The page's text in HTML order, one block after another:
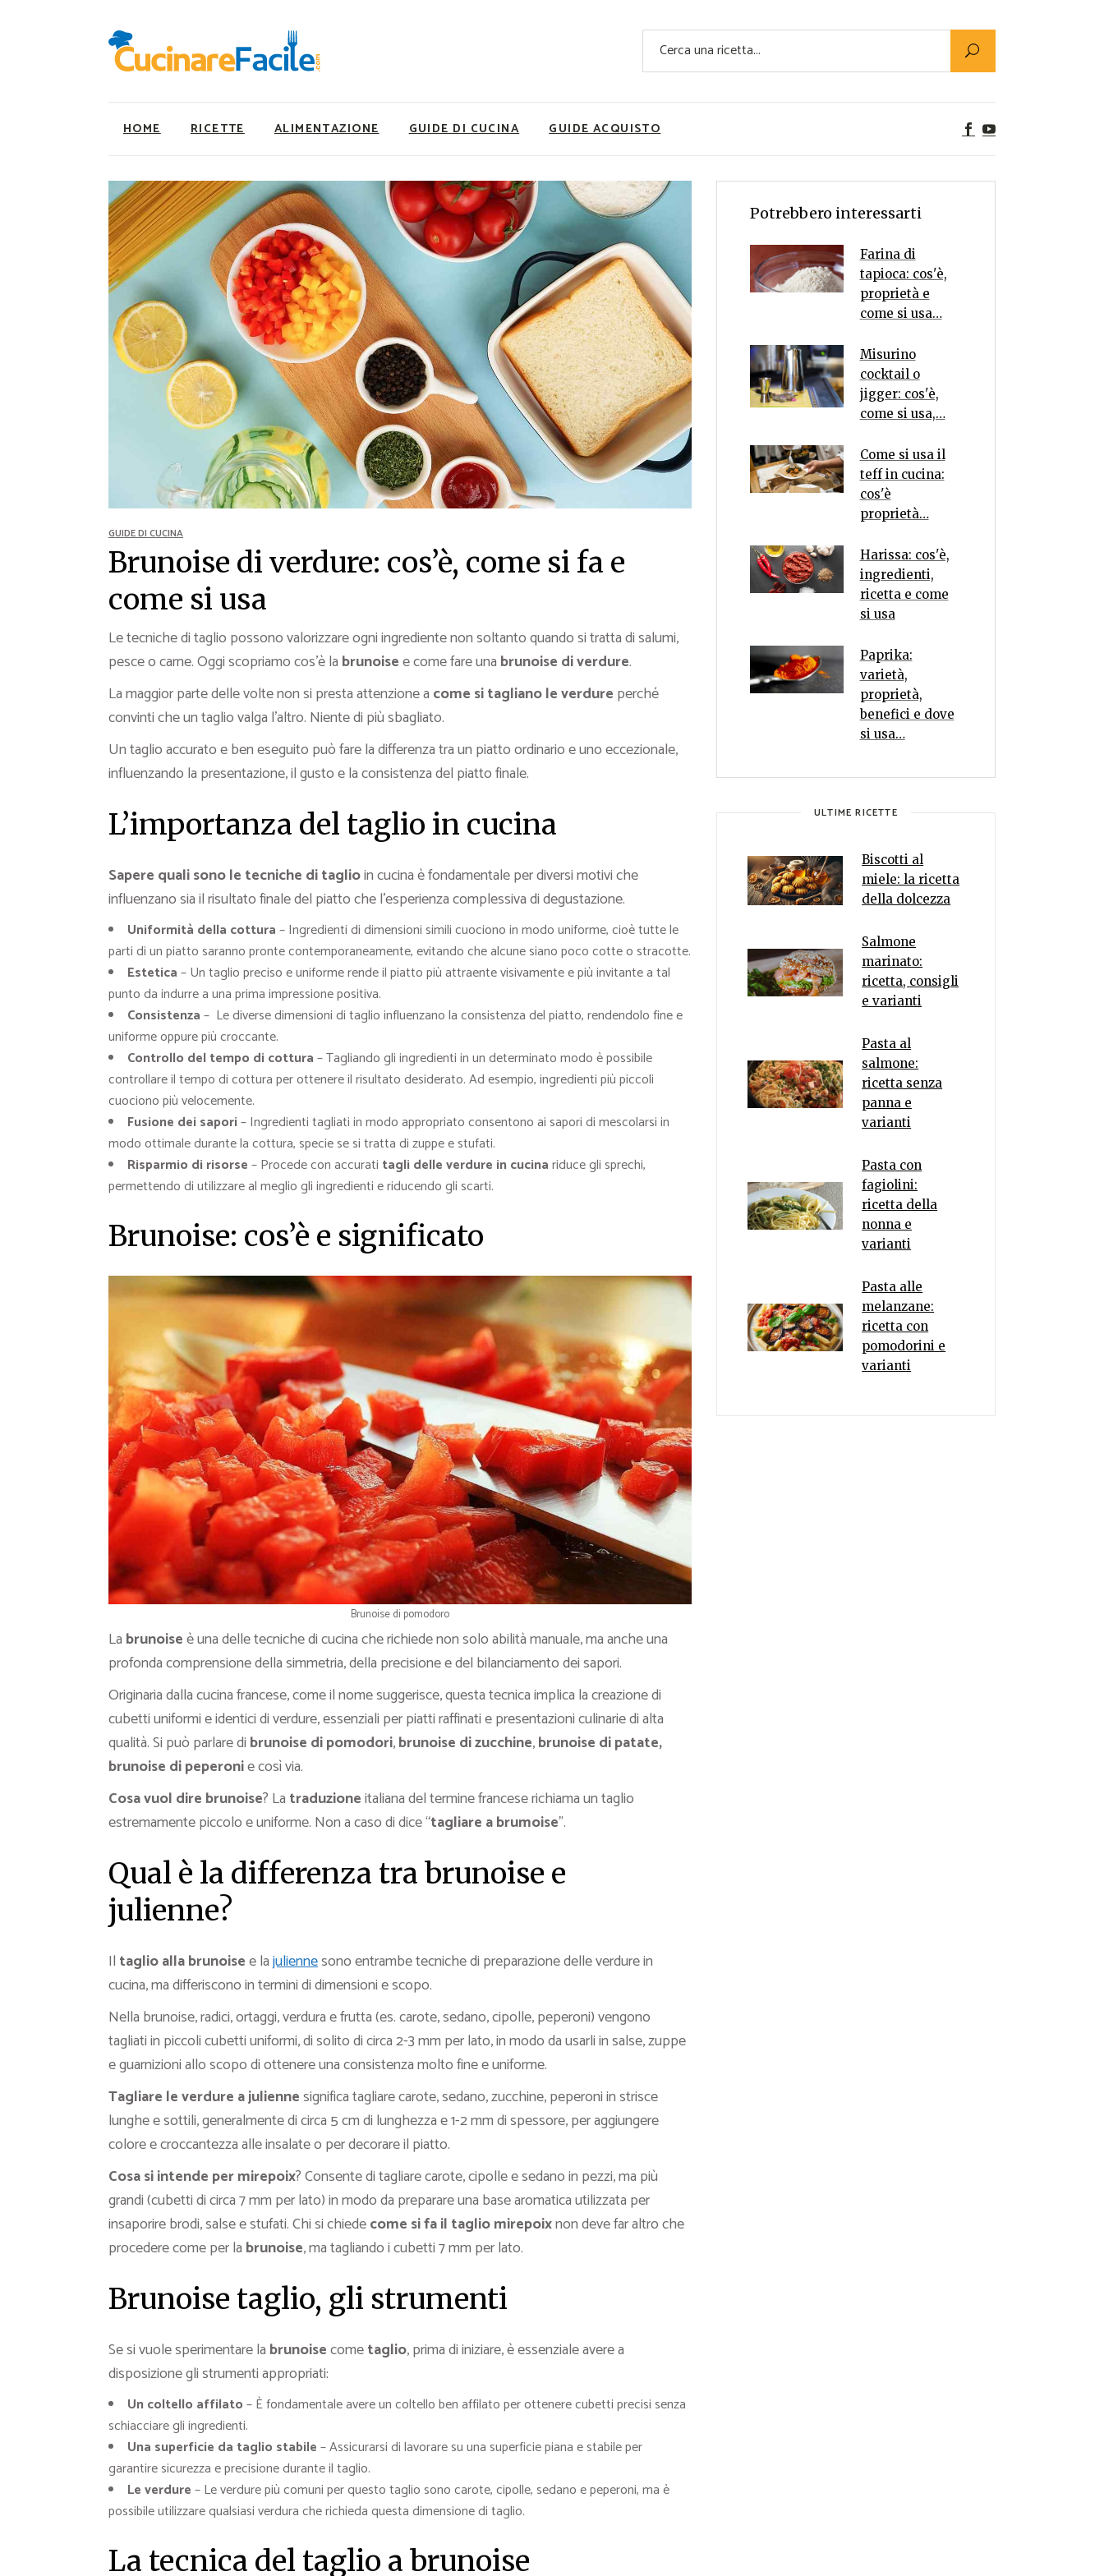
Cerca
HOME RICETTE
Ricette Facili e Veloci
Ricette Primi Piatti
Ricette Antipasti
Ricette Dolci
Ricette Carne
Ricette Secondi
Ricette Pizze e Rustici
Ricette Contorni
Ricette Piatti unici
Ricette Pesce
Video Ricette
Ricette per Ingrediente
ALIMENTAZIONE
Utility
Super Alimenti
Nutrizionista a tavola
Ricette Vegetariane
Ricette Vegane
Rumors
GUIDE DI CUCINA GUIDE ACQUISTO
Ricette Facili e Veloci
Ricette Primi Piatti
Ricette Dolci
Ricette Carne
Ricette Secondi
Ricette Pizze e Rustici
Ricette Contorni
Ricette Piatti unici
Ricette Pesce
Video Ricette
Ricette per Ingrediente
Utility
Super Alimenti
Ricette Vegetariane
Rumors
GUIDE DI CUCINA
Brunoise di verdure: cos’è, come si fa e
come si usa
Le tecniche di taglio possono valorizzare ogni ingrediente non soltanto quando si tratta di salumi,
pesce o carne. Oggi scopriamo cos’è la brunoisee come fare una brunoise di verdure.
La maggior parte delle volte non si presta attenzione a come si tagliano le verdure perché
convinti che un taglio valga l’altro. Niente di più sbagliato.
Un taglio accurato e ben eseguito può fare la differenza tra un piatto ordinario e uno eccezionale,
influenzando la presentazione, il gusto e la consistenza del piatto finale.
L’importanza del taglio in cucina
Sapere quali sono le tecniche di taglioin cucina è fondamentale per diversi motivi che
influenzano sia il risultato finale del piatto che l’esperienza complessiva di degustazione.
Uniformità della cottura– Ingredienti di dimensioni simili cuociono in modo uniforme, cioè tutte le
parti di un piatto saranno pronte contemporaneamente, evitando che alcune siano poco cotte o stracotte.
Estetica– Un taglio preciso e uniforme rende il piatto più attraente visivamente e più invitante a tal
punto da indurre a una prima impressione positiva.
Consistenza– Le diverse dimensioni di taglio influenzano la consistenza del piatto, rendendolo fine e
uniforme oppure più croccante.
Controllo del tempo di cottura– Tagliando gli ingredienti in un determinato modo è possibile
controllare il tempo di cottura per ottenere il risultato desiderato. Ad esempio, ingredienti più piccoli
cuociono più velocemente.
Fusione dei sapori– Ingredienti tagliati in modo appropriato consentono ai sapori di mescolarsi in
modo ottimale durante la cottura, specie se si tratta di zuppe e stufati.
Risparmio di risorse– Procede con accurati tagli delle verdure in cucinariduce gli sprechi,
permettendo di utilizzare al meglio gli ingredienti e riducendo gli scarti.
Brunoise: cos’è e significato
Brunoise di pomodoro
La brunoiseè una delle tecniche di cucina che richiede non solo abilità manuale, ma anche una
profonda comprensione della simmetria, della precisione e del bilanciamento dei sapori.
Originaria dalla cucina francese, come il nome suggerisce, questa tecnica implica la creazione di
cubetti uniformi e identici di verdure, essenziali per piatti raffinati e presentazioni culinarie di alta
qualità. Si può parlare di brunoise di pomodori,brunoise di zucchine,brunoise di patate,
brunoise di peperonie così via.
Cosa vuol dire brunoise? La traduzioneitaliana del termine francese richiama un taglio
estremamente piccolo e uniforme. Non a caso di dice “tagliare a brumoise”.
Qual è la differenza tra brunoise e
julienne?
Il taglio alla brunoisee lajuliennesono entrambe tecniche di preparazione delle verdure in
cucina, ma differiscono in termini di dimensioni e scopo.
Nella brunoise, radici, ortaggi, verdura e frutta (es. carote, sedano, cipolle, peperoni) vengono
tagliati in piccoli cubetti uniformi, di solito di circa 2-3 mm per lato, in modo da usarli in salse, zuppe
e guarnizioni allo scopo di ottenere una consistenza molto fine e uniforme.
Tagliare le verdure a juliennesignifica tagliare carote, sedano, zucchine, peperoni in strisce
lunghe e sottili, generalmente di circa 5 cm di lunghezza e 1-2 mm di spessore, per aggiungere
colore e croccantezza alle insalate o per decorare il piatto.
Cosa si intende per mirepoix? Consente di tagliare carote, cipolle e sedano in pezzi, ma più
grandi (cubetti di circa 7 mm per lato) in modo da preparare una base aromatica utilizzata per
insaporire brodi, salse e stufati. Chi si chiedecome si fa il taglio mirepoixnon deve far altro che
procedere come per la brunoise, ma tagliando i cubetti 7 mm per lato.
Brunoise taglio, gli strumenti
Se si vuole sperimentare la brunoisecometaglio, prima di iniziare, è essenziale avere a
disposizione gli strumenti appropriati:
Un coltello affilato– È fondamentale avere un coltello ben affilato per ottenere cubetti precisi senza
schiacciare gli ingredienti.
Una superficie da taglio stabile– Assicurarsi di lavorare su una superficie piana e stabile per
garantire sicurezza e precisione durante il taglio.
Le verdure– Le verdure più comuni per questo taglio sono carote, cipolle, sedano e peperoni, ma è
possibile utilizzare qualsiasi verdura che richieda questa dimensione di taglio.
La tecnica del taglio a brunoise
Potrebbero interessarti
Farina di
tapioca: cos'è,
proprietà e
come si usa…
Misurino
cocktail o
jigger: cos'è,
come si usa,…
Come si usa il
teff in cucina:
cos'è
proprietà…
Harissa: cos'è,
ingredienti,
ricetta e come
si usa
Paprika:
varietà,
proprietà,
benefici e dove
si usa…
ULTIME RICETTE
Biscotti al
miele: la ricetta
della dolcezza
Salmone
marinato:
ricetta, consigli
e varianti
Pasta al
salmone:
ricetta senza
panna e
varianti
Pasta con
fagiolini:
ricetta della
nonna e
varianti
Pasta alle
melanzane:
ricetta con
pomodorini e
varianti